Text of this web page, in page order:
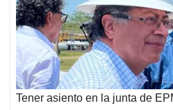
Tener asiento en la junta de